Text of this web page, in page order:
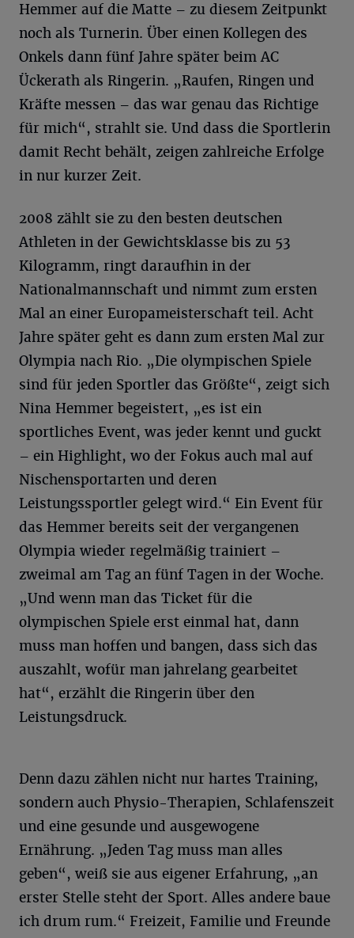
Hemmer auf die Matte – zu diesem Zeitpunkt
noch als Turnerin. Über einen Kollegen des
Onkels dann fünf Jahre später beim AC
Ückerath als Ringerin. „Raufen, Ringen und
Kräfte messen – das war genau das Richtige
für mich“, strahlt sie. Und dass die Sportlerin
damit Recht behält, zeigen zahlreiche Erfolge
in nur kurzer Zeit.
2008 zählt sie zu den besten deutschen
Athleten in der Gewichtsklasse bis zu 53
Kilogramm, ringt daraufhin in der
Nationalmannschaft und nimmt zum ersten
Mal an einer Europameisterschaft teil. Acht
Jahre später geht es dann zum ersten Mal zur
Olympia nach Rio. „Die olympischen Spiele
sind für jeden Sportler das Größte“, zeigt sich
Nina Hemmer begeistert, „es ist ein
sportliches Event, was jeder kennt und guckt
– ein Highlight, wo der Fokus auch mal auf
Nischensportarten und deren
Leistungssportler gelegt wird.“ Ein Event für
das Hemmer bereits seit der vergangenen
Olympia wieder regelmäßig trainiert –
zweimal am Tag an fünf Tagen in der Woche.
„Und wenn man das Ticket für die
olympischen Spiele erst einmal hat, dann
muss man hoffen und bangen, dass sich das
auszahlt, wofür man jahrelang gearbeitet
hat“, erzählt die Ringerin über den
Leistungsdruck.
Denn dazu zählen nicht nur hartes Training,
sondern auch Physio-Therapien, Schlafenszeit
und eine gesunde und ausgewogene
Ernährung. „Jeden Tag muss man alles
geben“, weiß sie aus eigener Erfahrung, „an
erster Stelle steht der Sport. Alles andere baue
ich drum rum.“ Freizeit, Familie und Freunde